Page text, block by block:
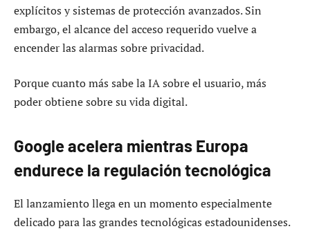
explícitos y sistemas de protección avanzados. Sin
embargo, el alcance del acceso requerido vuelve a
encender las alarmas sobre privacidad.
Porque cuanto más sabe la IA sobre el usuario, más
poder obtiene sobre su vida digital.
Google acelera mientras Europa
endurece la regulación tecnológica
El lanzamiento llega en un momento especialmente
delicado para las grandes tecnológicas estadounidenses.